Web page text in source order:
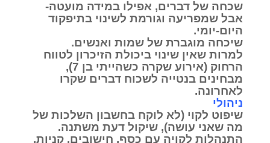
שכחה של דברים, אפילו במידה מועטה-
אבל שמפריעה וגורמת לשינוי בתיפקוד
היום-יומי.
שיכחה מוגברת של שמות ואנשים.
למרות שאין שינוי ביכולת הזיכרון לטווח
הרחוק (אירוע שקרה כשהייתי בן 7),
מבחינים בנטייה לשכוח דברים שקרו
לאחרונה.
ניהולי
שיפוט לקוי (לא לוקח בחשבון השלכות של
מה שאני עושה), שיקול דעת משתנה.
התנהלות לקויה עם כסף, חישובים, קניות.